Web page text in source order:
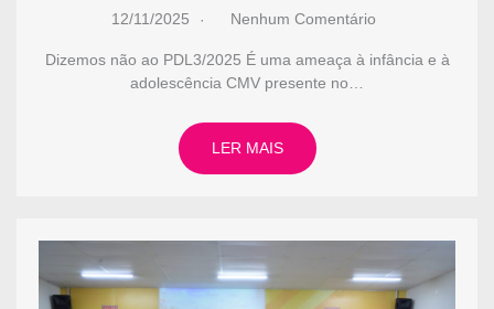
12/11/2025 Nenhum Comentário
Dizemos não ao PDL3/2025 É uma ameaça à infância e à
adolescência CMV presente no…
LER MAIS